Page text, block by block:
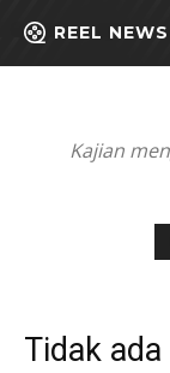
REEL NEWS
Beranda Agama
Kajian
Tidak